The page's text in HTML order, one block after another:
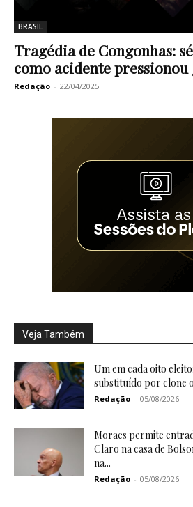
BRASIL
Tragédia de Congonhas:
como acidente
Redação - 22/04/2025
Veja Também
Um em cada oito
substituído por clone
Redação - 05/08/2026
Moraes permite
Claro na casa de
na...
Redação - 05/08/2026